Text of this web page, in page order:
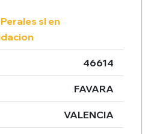
sl en
46614
FAVARA
VALENCIA